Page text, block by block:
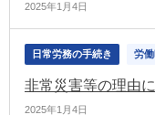
2025年1月4日
日常労務の手続き 労
非常災害等の理由
2025年1月4日